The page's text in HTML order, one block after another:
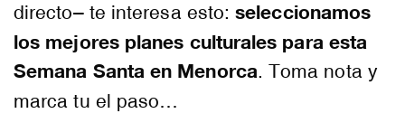
directo– te interesa esto:seleccionamos
los mejores planes culturales para esta
Semana Santa en Menorca. Toma nota y
marca tu el paso…